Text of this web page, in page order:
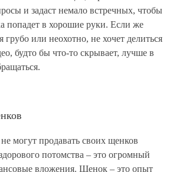
и задаст немало встречных, чтобы
попадет в хорошие руки. Если же
грубо или неохотно, не хочет делиться
будто бы что-то скрывает, лучше в
могут продавать своих щенков
потомства – это огромный
вложения. Щенок – это опыт